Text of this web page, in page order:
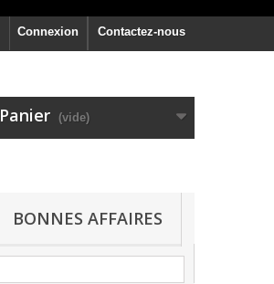
Contactez-nous
Connexion
Panier (vide)
BONNES AFFAIRES